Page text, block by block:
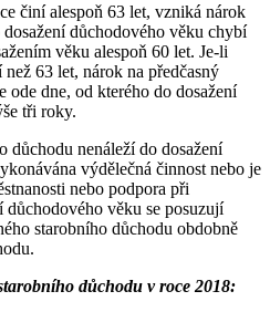
činí alespoň 63 let, vzniká nárok
důchodového věku chybí
věku alespoň 60 let. Je-li
63 let, nárok na předčasný
dne, od kterého do dosažení
tři roky.
důchodu nenáleží do dosažení
výdělečná činnost nebo je
nebo podpora při
věku se posuzují
starobního důchodu obdobně
důchodu v roce 2018: